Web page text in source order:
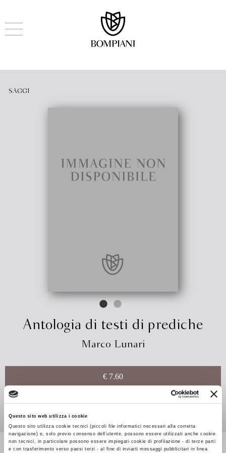
Questo sito web utilizza i cookie
Questo sito utilizza cookie tecnici (piccoli file informatici necessari alla corretta
navigazione) e, solo previo consenso dell’utente, possono essere utilizzati anche cookie
non tecnici, in particolare possono essere impiegati cookie di profilazione - di terze parti
e con trasferimento verso paesi terzi - al fine di inviarti messaggi pubblicitari in linea
SAGGI
Antologia di testi di prediche
Marco Lunari
€ 7.60
Leggi di più